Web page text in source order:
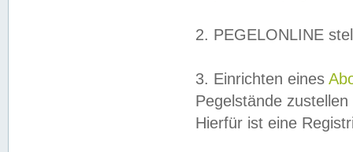
2. PEGELONLINE
3. Einrichten eines
Pegelstände
Hierfür ist eine